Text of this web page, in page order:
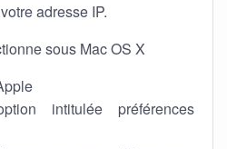
adresse IP.
sous Mac OS X
intitulée préférences